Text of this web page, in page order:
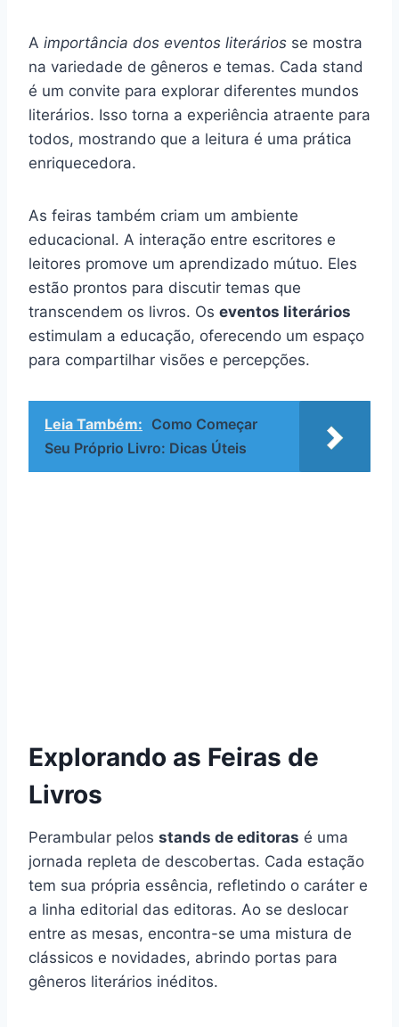
A importância dos eventos literários se mostra
na variedade de gêneros e temas. Cada stand
é um convite para explorar diferentes mundos
literários. Isso torna a experiência atraente para
todos, mostrando que a leitura é uma prática
enriquecedora.
As feiras também criam um ambiente
educacional. A interação entre escritores e
leitores promove um aprendizado mútuo. Eles
estão prontos para discutir temas que
transcendem os livros. Os eventos literários
estimulam a educação, oferecendo um espaço
para compartilhar visões e percepções.
Leia Também: Como Começar
Seu Próprio Livro: Dicas Úteis
Explorando as Feiras de
Livros
Perambular pelos stands de editoras é uma
jornada repleta de descobertas. Cada estação
tem sua própria essência, refletindo o caráter e
a linha editorial das editoras. Ao se deslocar
entre as mesas, encontra-se uma mistura de
clássicos e novidades, abrindo portas para
gêneros literários inéditos.